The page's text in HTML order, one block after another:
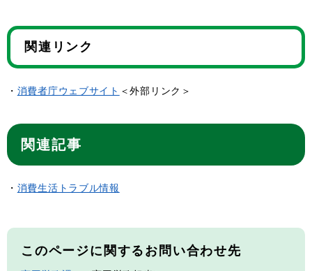
関連リンク
・ 消費者庁ウェブサイト ＜外部リンク＞
関連記事
・ 消費生活トラブル情報
このページに関するお問い合わせ先